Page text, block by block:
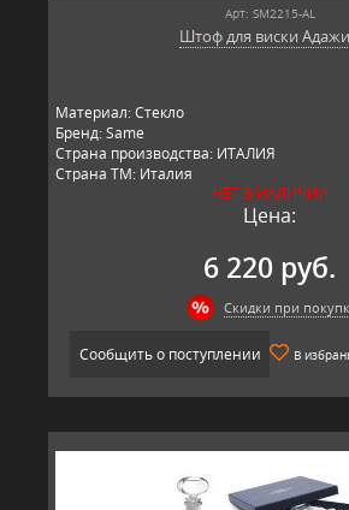
Арт: SM2215-AL
Штоф для виски
Материал: Стекло
Бренд: Same
Страна производства: ИТАЛИЯ
Страна ТМ: Италия
НЕТ В НАЛИЧИИ
Цена:
6 220 руб.
Скидки при
Сообщить о поступлении В